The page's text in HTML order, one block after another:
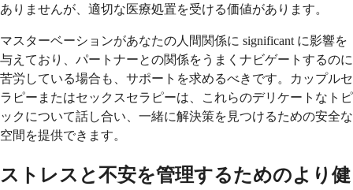
ありませんが、適切な医療処置を受ける価値があります。
マスターベーションがあなたの人間関係に significant に影響を
与えており、パートナーとの関係をうまくナビゲートするのに
苦労している場合も、サポートを求めるべきです。カップルセ
ラピーまたはセックスセラピーは、これらのデリケートなトピ
ックについて話し合い、一緒に解決策を見つけるための安全な
空間を提供できます。
ストレスと不安を管理するためのより健